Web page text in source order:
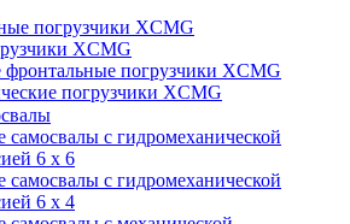
погрузчики XCMG
XCMG
погрузчики XCMG
погрузчики XCMG
самосвалы с гидромеханической
6 х 6
самосвалы с гидромеханической
6 х 4